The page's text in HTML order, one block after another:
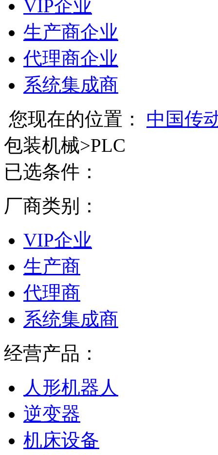
VIP企业
生产商企业
代理商企业
系统集成商
您现在的位置：
中国传
包装机械>PLC
已选条件：
厂商类别：
VIP企业
生产商
代理商
系统集成商
经营产品：
人形机器人
逆变器
机床设备